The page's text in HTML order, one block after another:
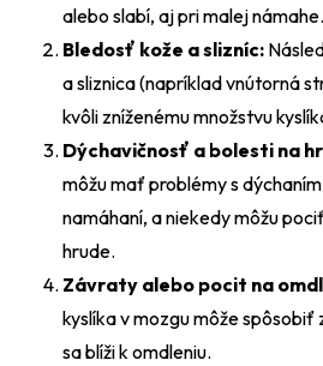
alebo slabí, aj pri malej námahe.
Bledosť kože a slizníc:
a sliznica (napríklad vnútorná
kvôli zníženému množstvu
Dýchavičnosť a bolesti na
môžu mať problémy s
namáhaní, a niekedy môžu
hrude.
Závraty alebo pocit na
kyslíka v mozgu môže
sa blíži k omdleniu.